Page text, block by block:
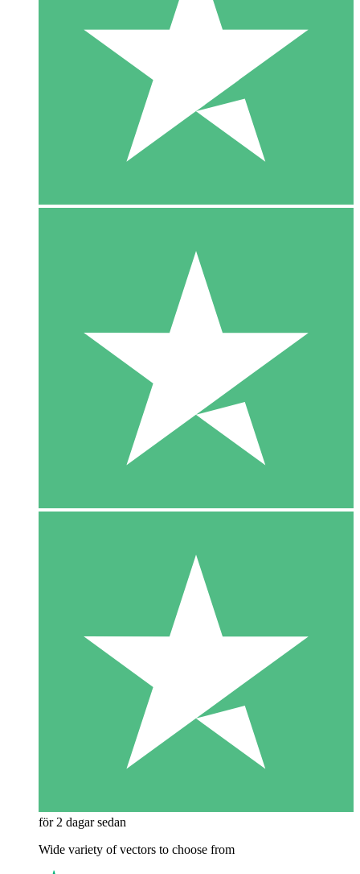
för 2 dagar sedan
Wide variety of vectors to choose from